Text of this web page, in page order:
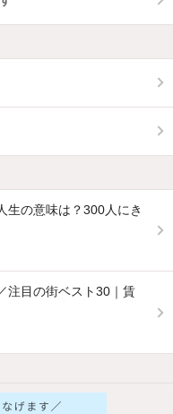
生の意味は？300人にき
注目の街ベスト30｜賃